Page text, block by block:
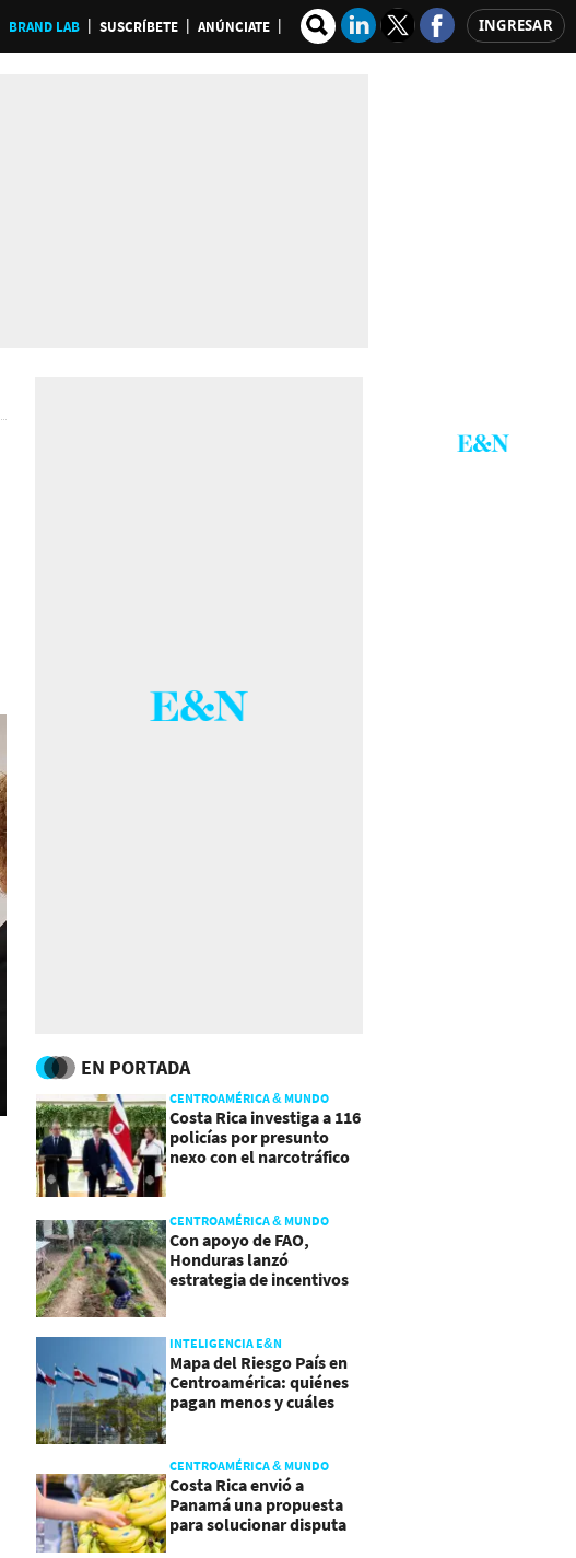
BRAND LAB SUSCRÍBETE ANÚNCIATE INGRESAR
EN PORTADA
CENTROAMÉRICA & MUNDO
Costa Rica investiga a 116
policías por presunto
nexo con el narcotráfico
CENTROAMÉRICA & MUNDO
Con apoyo de FAO,
Honduras lanzó
estrategia de incentivos
INTELIGENCIA E&N
Mapa del Riesgo País en
Centroamérica: quiénes
pagan menos y cuáles
CENTROAMÉRICA & MUNDO
Costa Rica envió a
Panamá una propuesta
para solucionar disputa